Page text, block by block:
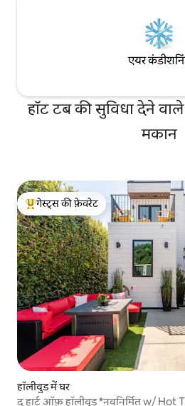
एयर
हॉट टब की सुविधा देने
मकान
गेस्ट्स का टॉप फ़ेवरेट
गेस्ट्स की फ़ेवरेट
हॉलीवुड में घर
द हार्ट ऑफ़ हॉलीवुड *नवनिर्मित w/ Hot